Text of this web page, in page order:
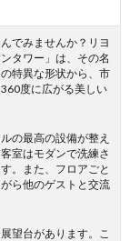
でみませんか？リヨ
タワー」は、その名
特異な形状から、市
度に広がる美しい
の最高の設備が整え
室はモダンで洗練さ
。また、フロアごと
ら他のゲストと交流
望台があります。こ